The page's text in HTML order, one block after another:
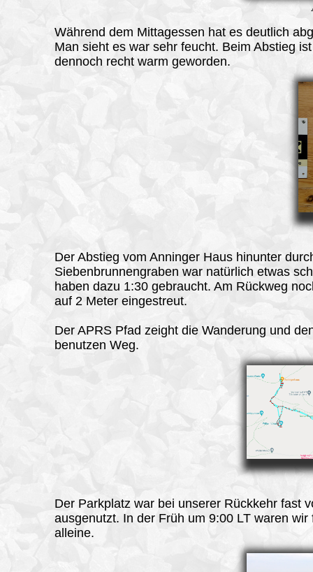
Während dem Mittagessen hat es deutlich
Man sieht es war sehr feucht. Beim Abstieg
dennoch recht warm geworden.
Der Abstieg vom Anninger Haus hinunter
Siebenbrunnengraben war natürlich etwas
haben dazu 1:30 gebraucht. Am Rückweg
auf 2 Meter eingestreut.
DerAPRS Pfad zeight die Wanderung und
benutzen Weg.
Der Parkplatz war bei unserer Rückkehr fast
ausgenutzt. In der Früh um 9:00 LT waren wir
alleine.